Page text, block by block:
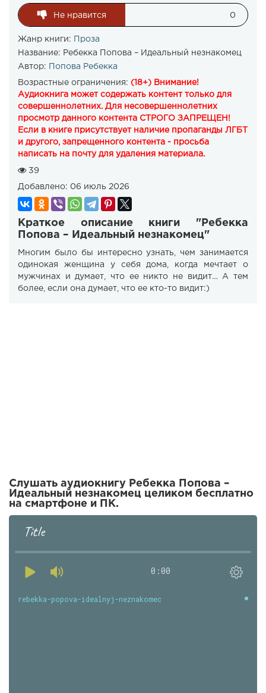
Не нравится 0
Жанр книги:
Проза
Название: Ребекка Попова – Идеальный незнакомец
Автор:
Попова Ребекка
Возрастные ограничения: (18+) Внимание!
Аудиокнига может содержать контент только для
совершеннолетних. Для несовершеннолетних
просмотр данного контента СТРОГО ЗАПРЕЩЕН!
Если в книге присутствует наличие пропаганды ЛГБТ
и другого, запрещенного контента - просьба
написать на почту для удаления материала.
39
Добавлено: 06 июль 2026
Краткое описание книги "Ребекка
Попова – Идеальный незнакомец"
Многим было бы интересно узнать, чем занимается
одинокая женщина у себя дома, когда мечтает о
мужчинах и думает, что ее никто не видит… А тем
более, если она думает, что ее кто-то видит:)
Слушать аудиокнигу Ребекка Попова –
Идеальный незнакомец целиком бесплатно
на смартфоне и ПК.
Title
0:00
rebekka-popova-idealnyj-neznakomec